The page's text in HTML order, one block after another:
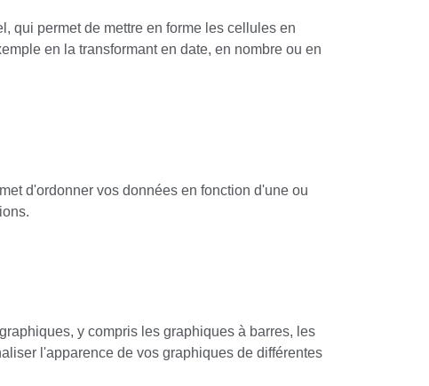
qui permet de mettre en forme les cellules en
en la transformant en date, en nombre ou en
d'ordonner vos données en fonction d'une ou
y compris les graphiques à barres, les
l'apparence de vos graphiques de différentes